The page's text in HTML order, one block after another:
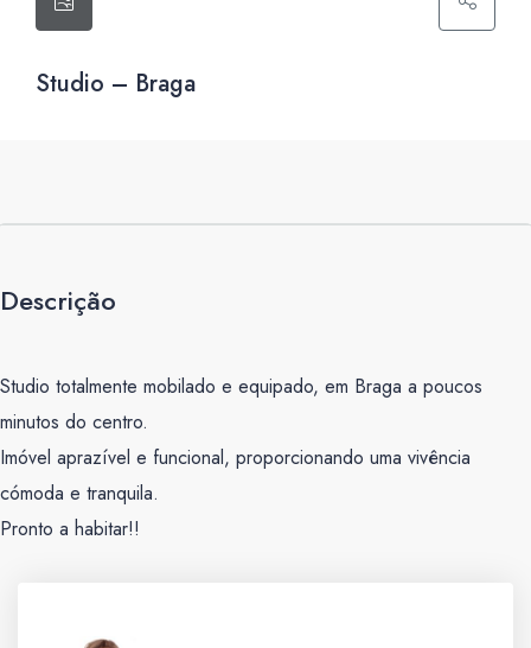
Studio – Braga
Descrição
Studio totalmente mobilado e equipado, em Braga a poucos
minutos do centro.
Imóvel aprazível e funcional, proporcionando uma vivência
cómoda e tranquila.
Pronto a habitar!!